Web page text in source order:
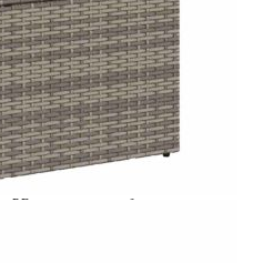
5 до 9 дни
при плащане по банков път
Тъмносив
PE ратан, прахово боядисана